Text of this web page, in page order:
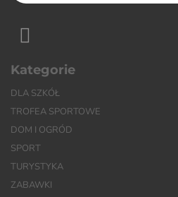
Kategorie
DLA SZKÓŁ
TROFEA SPORTOWE
DOM I OGRÓD
SPORT
TURYSTYKA
ZABAWKI